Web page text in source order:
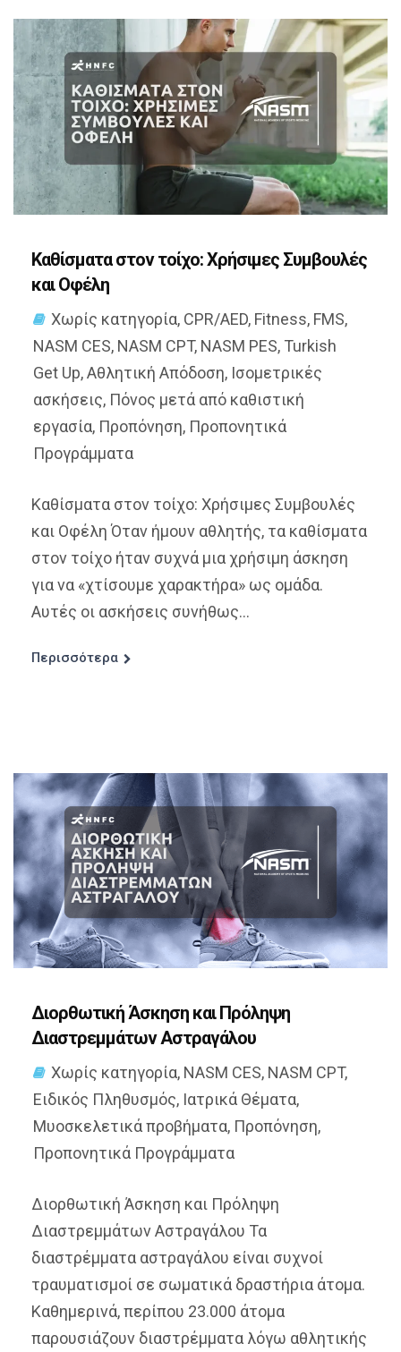
Καθίσματα στον τοίχο: Χρήσιμες Συμβουλές
και Οφέλη
Χωρίς κατηγορία, CPR/AED, Fitness, FMS,
NASM CES, NASM CPT, NASM PES, Turkish
Get Up,Αθλητική Απόδοση, Ισομετρικές
ασκήσεις, Πόνος μετά από καθιστική
εργασία, Προπόνηση, Προπονητικά
Προγράμματα
Καθίσματα στον τοίχο: Χρήσιμες Συμβουλές
και Οφέλη Όταν ήμουν αθλητής, τα καθίσματα
στον τοίχο ήταν συχνά μια χρήσιμη άσκηση
για να «χτίσουμε χαρακτήρα» ως ομάδα.
Αυτές οι ασκήσεις συνήθως...
Περισσότερα
Διορθωτική Άσκηση και Πρόληψη
Διαστρεμμάτων Αστραγάλου
Χωρίς κατηγορία, NASM CES, NASM CPT,
Ειδικός Πληθυσμός, Ιατρικά Θέματα,
Μυοσκελετικά προβήματα, Προπόνηση,
Προπονητικά Προγράμματα
Διορθωτική Άσκηση και Πρόληψη
Διαστρεμμάτων Αστραγάλου Τα
διαστρέμματα αστραγάλου είναι συχνοί
τραυματισμοί σε σωματικά δραστήρια άτομα.
Καθημερινά, περίπου 23.000 άτομα
παρουσιάζουν διαστρέμματα λόγω αθλητικής